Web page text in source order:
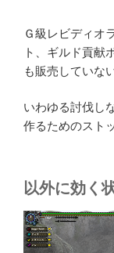
Ｇ級レビディオ
ト、ギルド貢献
も販売していな
いわゆる討伐し
作るためのスト
以外に効く